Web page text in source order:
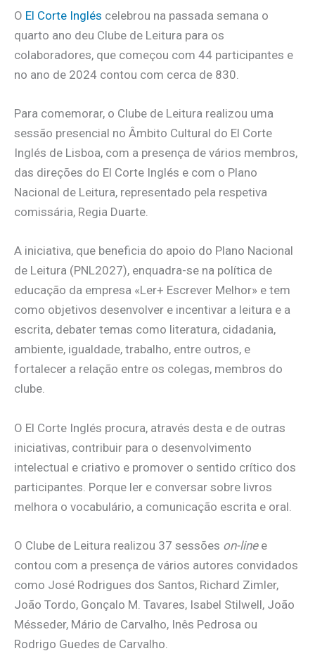
O El Corte Inglés celebrou na passada semana o
quarto ano deu Clube de Leitura para os
colaboradores, que começou com 44 participantes e
no ano de 2024 contou com cerca de 830.
Para comemorar, o Clube de Leitura realizou uma
sessão presencial no Âmbito Cultural do El Corte
Inglés de Lisboa, com a presença de vários membros,
das direções do El Corte Inglés e com o Plano
Nacional de Leitura, representado pela respetiva
comissária, Regia Duarte.
A iniciativa, que beneficia do apoio do Plano Nacional
de Leitura (PNL2027), enquadra-se na política de
educação da empresa «Ler+ Escrever Melhor» e tem
como objetivos desenvolver e incentivar a leitura e a
escrita, debater temas como literatura, cidadania,
ambiente, igualdade, trabalho, entre outros, e
fortalecer a relação entre os colegas, membros do
clube.
O El Corte Inglés procura, através desta e de outras
iniciativas, contribuir para o desenvolvimento
intelectual e criativo e promover o sentido crítico dos
participantes. Porque ler e conversar sobre livros
melhora o vocabulário, a comunicação escrita e oral.
O Clube de Leitura realizou 37 sessões on-linee
contou com a presença de vários autores convidados
como José Rodrigues dos Santos, Richard Zimler,
João Tordo, Gonçalo M. Tavares, Isabel Stilwell, João
Mésseder, Mário de Carvalho, Inês Pedrosa ou
Rodrigo Guedes de Carvalho.